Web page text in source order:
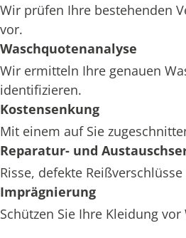
Wir prüfen Ihre bestehenden
vor.
Waschquotenanalyse
Wir ermitteln Ihre genauen
identifizieren.
Kostensenkung
Mit einem auf Sie
Reparatur- und
Risse, defekte
Imprägnierung
Schützen Sie Ihre Kleidung